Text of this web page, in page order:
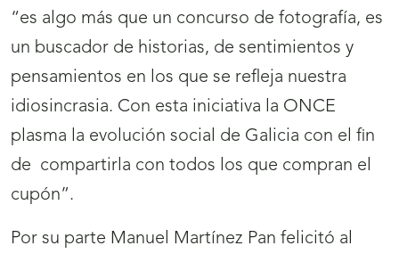
“es algo más que un concurso de fotografía, es
un buscador de historias, de sentimientos y
pensamientos en los que se refleja nuestra
idiosincrasia. Con esta iniciativa la ONCE
plasma la evolución social de Galicia con el fin
de compartirla con todos los que compran el
cupón”.
Por su parte Manuel Martínez Pan felicitó al